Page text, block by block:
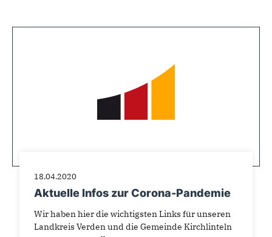
18.04.2020
Aktuelle Infos zur Corona-Pandemie
Wir haben hier die wichtigsten Links für unseren
Landkreis Verden und die Gemeinde Kirchlinteln